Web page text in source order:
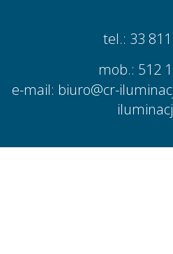
tel.: 33
mob.: 512
e-mail: biuro@cr-